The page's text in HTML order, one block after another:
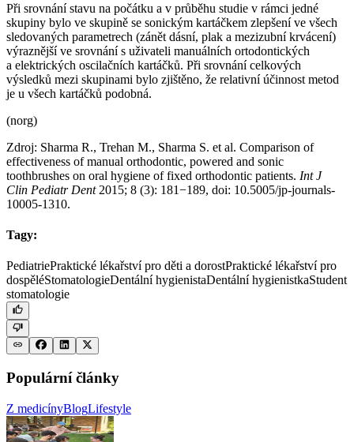
Při srovnání stavu na počátku a v průběhu studie v rámci jedné
skupiny bylo ve skupině se sonickým kartáčkem zlepšení ve všech
sledovaných parametrech (zánět dásní, plak a mezizubní krvácení)
výraznější ve srovnání s uživateli manuálních ortodontických
a elektrických oscilačních kartáčků. Při srovnání celkových
výsledků mezi skupinami bylo zjištěno, že relativní účinnost metod
je u všech kartáčků podobná.
(norg)
Zdroj: Sharma R., Trehan M., Sharma S. et al. Comparison of
effectiveness of manual orthodontic, powered and sonic
toothbrushes on oral hygiene of fixed orthodontic patients. Int J
Clin Pediatr Dent2015; 8 (3): 181−189, doi: 10.5005/jp-journals-
10005-1310.
Tagy:
PediatriePraktické lékařství pro děti a dorostPraktické lékařství pro
dospěléStomatologieDentální hygienistaDentální hygienistkaStudent
stomatologie
Populární články
Z medicínyBlogLifestyle